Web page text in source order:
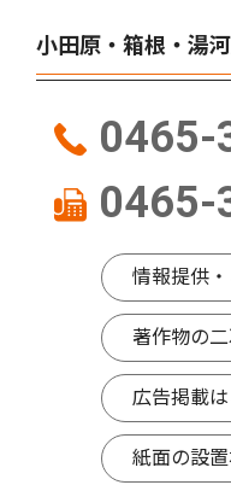
小田原・箱根・湯
0465-
0465-
情報提供
著作物の
広告掲載
紙面の設